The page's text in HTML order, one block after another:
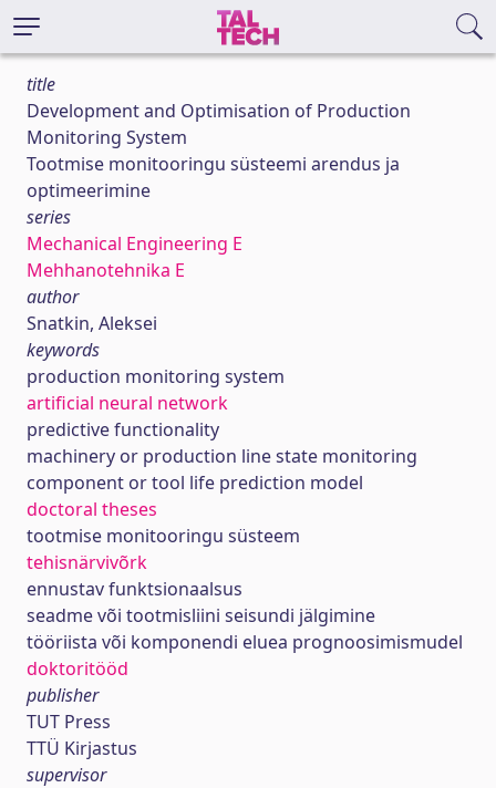
title
Development and Optimisation of Production
Monitoring System
Tootmise monitooringu süsteemi arendus ja
optimeerimine
series
Mechanical Engineering E
Mehhanotehnika E
author
Snatkin, Aleksei
keywords
production monitoring system
artificial neural network
predictive functionality
machinery or production line state monitoring
component or tool life prediction model
doctoral theses
tootmise monitooringu süsteem
tehisnärvivõrk
ennustav funktsionaalsus
seadme või tootmisliini seisundi jälgimine
tööriista või komponendi eluea prognoosimismudel
doktoritööd
publisher
TUT Press
TTÜ Kirjastus
supervisor